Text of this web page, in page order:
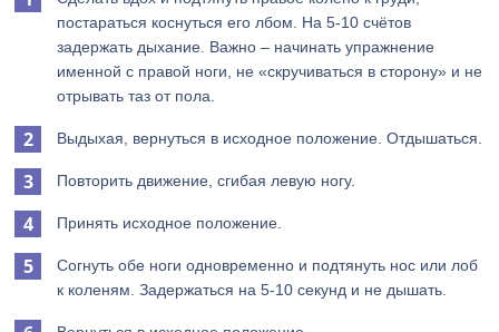
постараться коснуться его лбом. На 5-10 счётов
задержать дыхание. Важно – начинать упражнение
именной с правой ноги, не «скручиваться в сторону» и не
отрывать таз от пола.
Выдыхая, вернуться в исходное положение. Отдышаться.
Повторить движение, сгибая левую ногу.
Принять исходное положение.
Согнуть обе ноги одновременно и подтянуть нос или лоб
к коленям. Задержаться на 5-10 секунд и не дышать.